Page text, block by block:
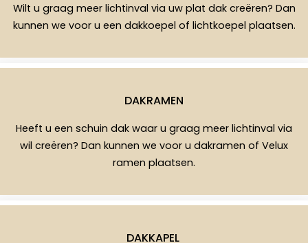
Wilt u graag meer lichtinval via uw plat dak creëren? Dan
kunnen we voor u een dakkoepel of lichtkoepel plaatsen.
DAKRAMEN
Heeft u een schuin dak waar u graag meer lichtinval via
wil creëren? Dan kunnen we voor u dakramen of Velux
ramen plaatsen.
DAKKAPEL